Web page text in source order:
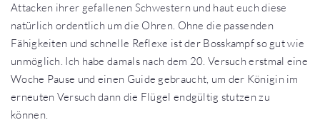
Attacken ihrer gefallenen Schwestern und haut euch diese
natürlich ordentlich um die Ohren. Ohne die passenden
Fähigkeiten und schnelle Reflexe ist der Bosskampf so gut wie
unmöglich. Ich habe damals nach dem 20. Versuch erstmal eine
Woche Pause und einen Guide gebraucht, um der Königin im
erneuten Versuch dann die Flügel endgültig stutzen zu
können.